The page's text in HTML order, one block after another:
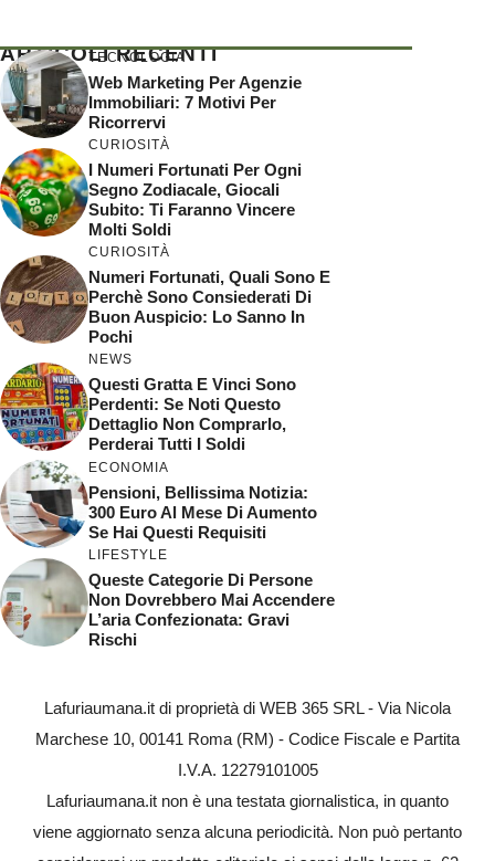
ARTICOLI RECENTI
TECNOLOGIA
Web Marketing Per Agenzie
Immobiliari: 7 Motivi Per
Ricorrervi
CURIOSITÀ
I Numeri Fortunati Per Ogni
Segno Zodiacale, Giocali
Subito: Ti Faranno Vincere
Molti Soldi
CURIOSITÀ
Numeri Fortunati, Quali Sono E
Perchè Sono Consiederati Di
Buon Auspicio: Lo Sanno In
Pochi
NEWS
Questi Gratta E Vinci Sono
Perdenti: Se Noti Questo
Dettaglio Non Comprarlo,
Perderai Tutti I Soldi
ECONOMIA
Pensioni, Bellissima Notizia:
300 Euro Al Mese Di Aumento
Se Hai Questi Requisiti
LIFESTYLE
Queste Categorie Di Persone
Non Dovrebbero Mai Accendere
L’aria Confezionata: Gravi
Rischi
Lafuriaumana.it di proprietà di WEB 365 SRL - Via Nicola
Marchese 10, 00141 Roma (RM) - Codice Fiscale e Partita
I.V.A. 12279101005
Lafuriaumana.it non è una testata giornalistica, in quanto
viene aggiornato senza alcuna periodicità. Non può pertanto